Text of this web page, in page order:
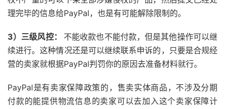
理完毕的信息给PayPal，也是有可能解除限制的。
3）三级风控： 不能收款也不能付款，但是其他操作可以继
续进行。这种情况还是可以继续联系申诉的，只要是合规经
营的卖家就根据PayPal判罚你的原因去准备材料就行。
PayPal是有卖家保障政策的，售卖实体商品，不涉及分期
付款的能提供物流信息的卖家可以去加入这个卖家保障计